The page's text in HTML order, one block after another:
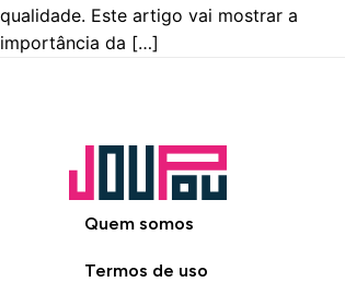
qualidade. Este artigo vai mostrar a
importância da […]
Quem somos
Termos de uso